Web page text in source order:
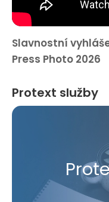
Slavnostní
Press Photo 2026
Protext služby